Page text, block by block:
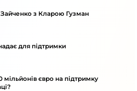
з Кларою Гузман
для підтримки
євро на підтримку